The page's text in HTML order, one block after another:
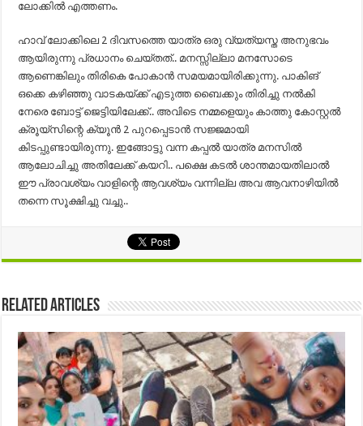
ലോക്കിൽ എത്തണം.
ഹാവ് ലോക്കിലെ 2 ദിവസത്തെ യാത്ര ഒരു വ്യത്യസ്ത അനുഭവം
ആയിരുന്നു പ്രധാനം ചെയ്തത്.. മനസ്സില്ലാ മനസോടെ
ആണെങ്കിലും തിരികെ പോകാൻ സമയമായിരിക്കുന്നു. പാകിങ്
ഒക്കെ കഴിഞ്ഞു വാടകയ്ക്ക് എടുത്ത ബൈക്കും തിരിച്ചു നൽകി
നേരെ ബോട്ട് ജെട്ടിയിലേക്ക്.. അവിടെ നമ്മളെയും കാത്തു കോസ്റ്റൽ
ക്രൂയ്സിന്റെ ക്യൂൻ 2 പുറപ്പെടാൻ സജ്ജമായി
കിടപ്പുണ്ടായിരുന്നു. ഇങ്ങോട്ടു വന്ന കപ്പൽ യാത്ര മനസിൽ
ആലോചിച്ചു അതിലേക്ക് കയറി.. പക്ഷെ കടൽ ശാന്തമായതിലാൽ
ഈ പ്രാവശ്യം വാളിന്റെ ആവശ്യം വന്നില്ല അവ ആവനാഴിയിൽ
തന്നെ സൂക്ഷിച്ചു വച്ചു..
Related Articles